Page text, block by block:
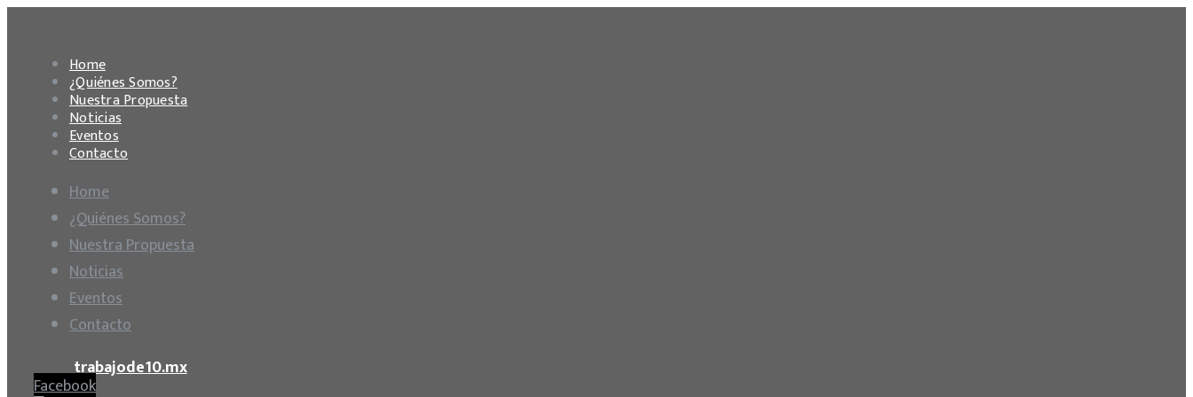
Home
¿Quiénes Somos?
Nuestra Propuesta
Noticias
Eventos
Contacto
Home
¿Quiénes Somos?
Nuestra Propuesta
Noticias
Eventos
Contacto
trabajode10.mx
Facebook